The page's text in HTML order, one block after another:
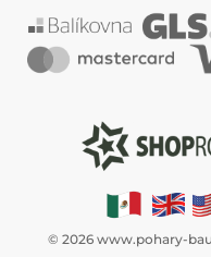
© 2026 www.pohary-